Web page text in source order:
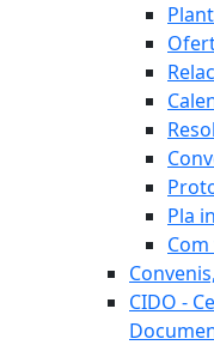
Pla
CIDO -